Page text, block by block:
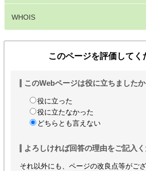
WHOIS
このページを評価してく
このWebページは役に立ちましたか
役に立った
役に立たなかった
どちらとも言えない
よろしければ回答の理由をご記入
それ以外にも、ページの改良点等がご